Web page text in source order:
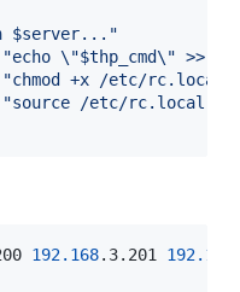
$server..."
"echo \"$thp_cmd\" >> /
"chmod +x /etc/rc.local"
"source /etc/rc.local"
192.168.3.201 192.168